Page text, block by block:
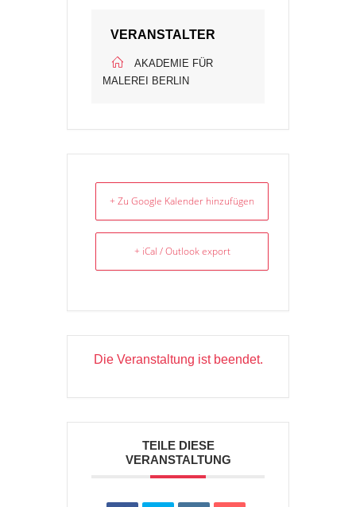
VERANSTALTER
AKADEMIE FÜR
MALEREI BERLIN
+ Zu Google Kalender hinzufügen
+ iCal / Outlook export
Die Veranstaltung ist beendet.
TEILE DIESE
VERANSTALTUNG